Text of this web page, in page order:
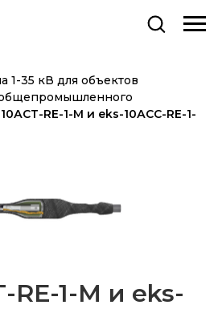
1-35 кВ для объектов
RE-1-M и eks-10АСС-RE-1-
RE-1-M и eks-